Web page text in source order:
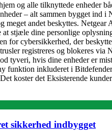
og alle tilknyttede enheder
– alt sammen bygget ind
meget andet beskyttes.
stjæle dine personlige
for cybersikkerhed, der
registreres og blokeres via
tyveri, hvis dine enheder er
funktion inkluderet i
koster det Eksisterende
sikkerhed indbygget